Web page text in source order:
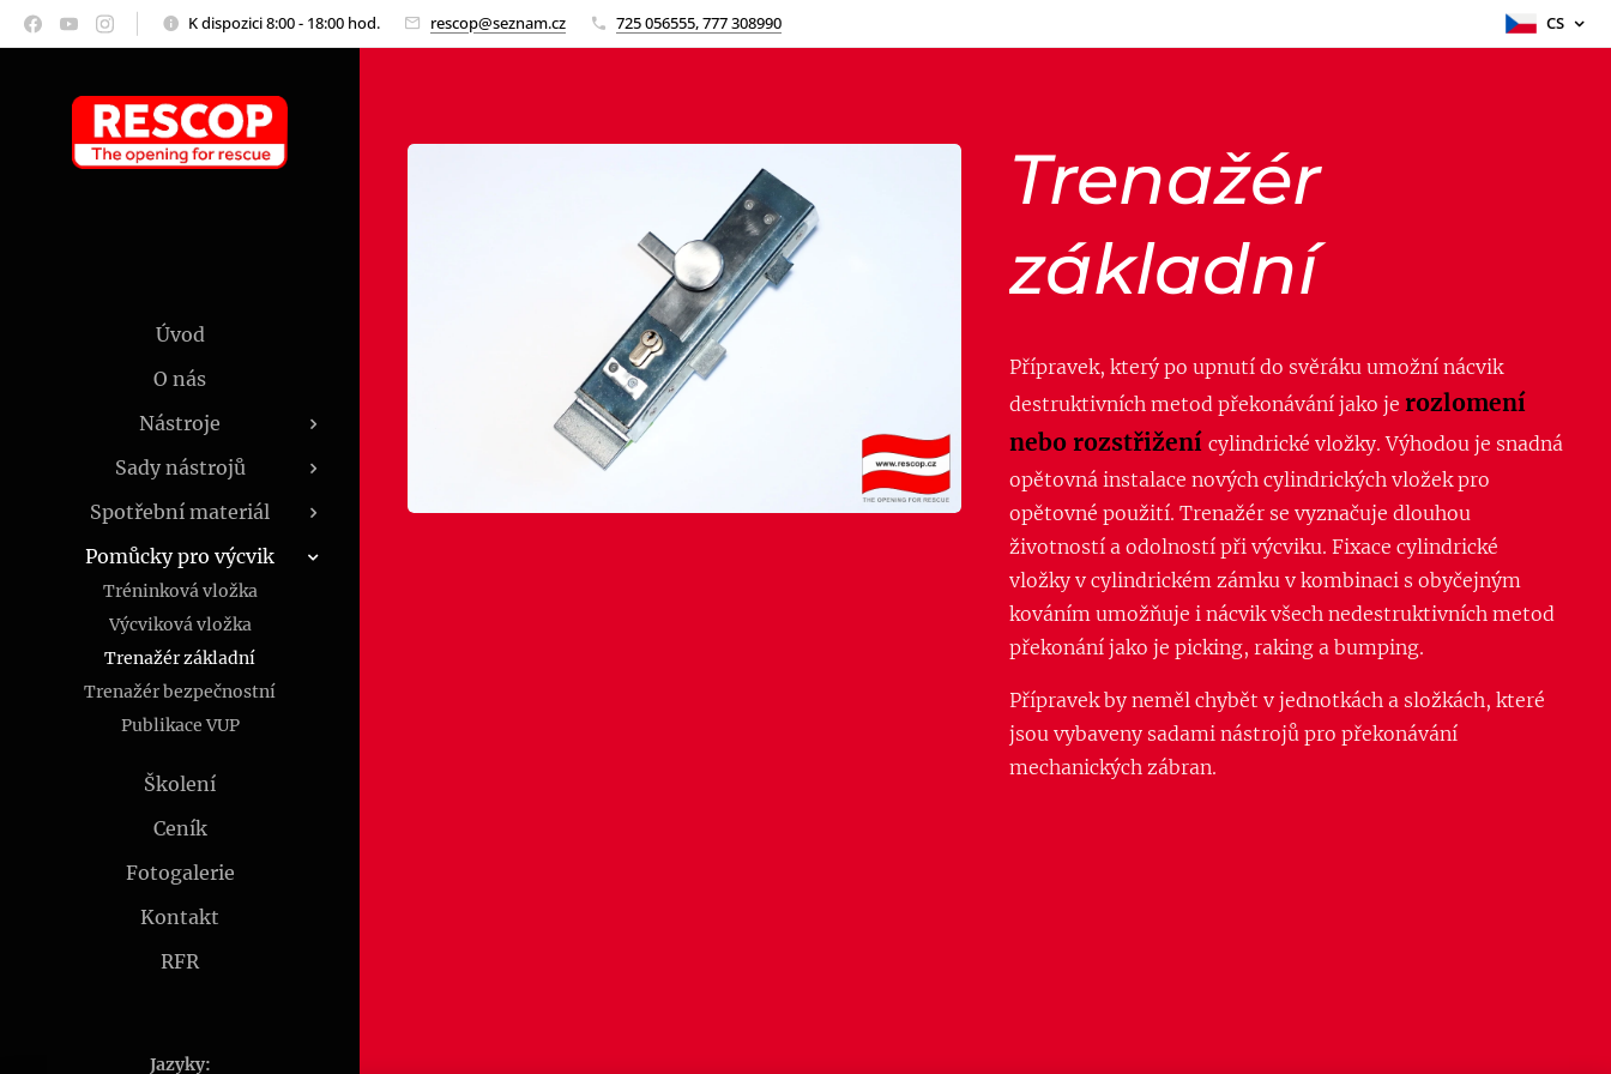
K dispozici 8:00 - 18:00 hod. rescop@seznam.cz 725 056555, 777 308990 CS
Úvod
O nás
Nástroje
Sady nástrojů
Spotřební materiál
Pomůcky pro výcvik
Tréninková vložka
Výcviková vložka
Trenažér základní
Trenažér bezpečnostní
Publikace VUP
Školení
Ceník
Fotogalerie
Kontakt
RFR
Trenažér
základní
Přípravek, který po upnutí do svěráku umožní nácvik
destruktivních metod překonávání jako je rozlomení
nebo rozstřižení cylindrické vložky. Výhodou je snadná
opětovná instalace nových cylindrických vložek pro
opětovné použití. Trenažér se vyznačuje dlouhou
životností a odolností při výcviku. Fixace cylindrické
vložky v cylindrickém zámku v kombinaci s obyčejným
kováním umožňuje i nácvik všech nedestruktivních metod
překonání jako je picking, raking a bumping.
Přípravek by neměl chybět v jednotkách a složkách, které
jsou vybaveny sadami nástrojů pro překonávání
mechanických zábran.
Jazyky